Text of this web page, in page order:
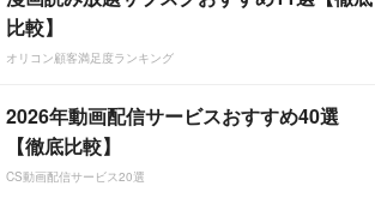
比較】
オリコン顧客満足度ランキング
2026年動画配信サービスおすすめ40選
【徹底比較】
CS動画配信サービス20選